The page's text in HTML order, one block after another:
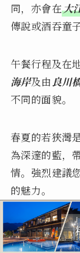
同，亦會在大
傳說或酒吞童
午餐行程及在
海岸及由良川
不同的面貌。
春夏的若狹灣
為深邃的藍，
情。強烈建議
的魅力。
接下來要特別